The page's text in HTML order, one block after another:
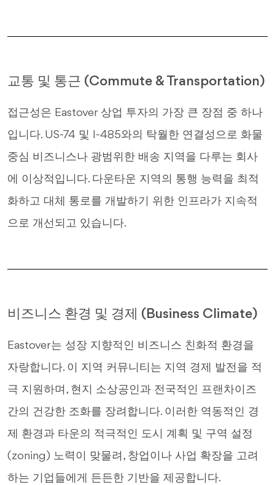
교통 및 통근 (Commute & Transportation)
접근성은 Eastover 상업 투자의 가장 큰 장점 중 하나
입니다. US-74 및 I-485와의 탁월한 연결성으로 화물
중심 비즈니스나 광범위한 배송 지역을 다루는 회사
에 이상적입니다. 다운타운 지역의 통행 능력을 최적
화하고 대체 통로를 개발하기 위한 인프라가 지속적
으로 개선되고 있습니다.
비즈니스 환경 및 경제 (Business Climate)
Eastover는 성장 지향적인 비즈니스 친화적 환경을
자랑합니다. 이 지역 커뮤니티는 지역 경제 발전을 적
극 지원하며, 현지 소상공인과 전국적인 프랜차이즈
간의 건강한 조화를 장려합니다. 이러한 역동적인 경
제 환경과 타운의 적극적인 도시 계획 및 구역 설정
(zoning) 노력이 맞물려, 창업이나 사업 확장을 고려
하는 기업들에게 든든한 기반을 제공합니다.